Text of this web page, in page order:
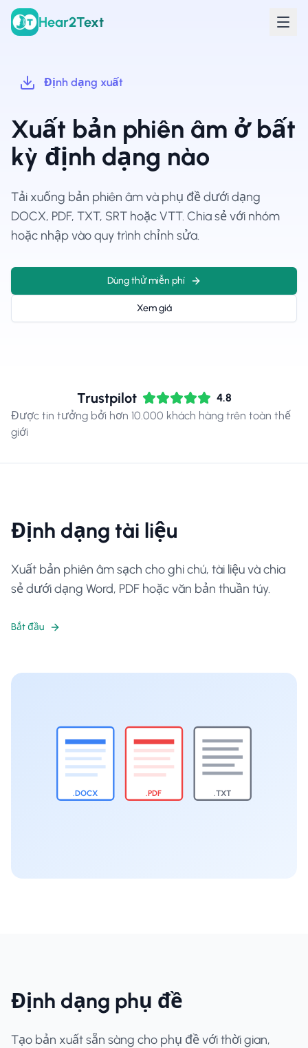
Hear2Text
Định dạng xuất
Xuất bản phiên âm ở bất
kỳ định dạng nào
Tải xuống bản phiên âm và phụ đề dưới dạng
DOCX, PDF, TXT, SRT hoặc VTT. Chia sẻ với nhóm
hoặc nhập vào quy trình chỉnh sửa.
Dùng thử miễn phí
Xem giá
Trustpilot
4.8
Được tin tưởng bởi hơn 10.000 khách hàng trên toàn thế
giới
Định dạng tài liệu
Xuất bản phiên âm sạch cho ghi chú, tài liệu và chia
sẻ dưới dạng Word, PDF hoặc văn bản thuần túy.
Bắt đầu
.DOCX .PDF .TXT
Định dạng phụ đề
Tạo bản xuất sẵn sàng cho phụ đề với thời gian,